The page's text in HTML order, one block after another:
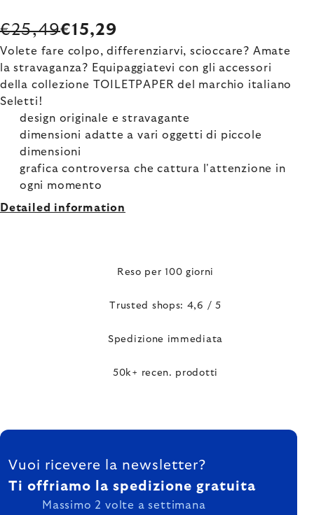
€25,49€15,29
Volete fare colpo, differenziarvi, scioccare? Amate
la stravaganza? Equipaggiatevi con gli accessori
della collezione TOILETPAPER del marchio italiano
Seletti!
design originale e stravagante
dimensioni adatte a vari oggetti di piccole
dimensioni
grafica controversa che cattura l'attenzione in
ogni momento
Detailed information
Reso per 100 giorni
Trusted shops: 4,6 / 5
Spedizione immediata
50k+ recen. prodotti
FOOTER
Vuoi ricevere la newsletter?
Ti offriamo la spedizione gratuita
Massimo 2 volte a settimana